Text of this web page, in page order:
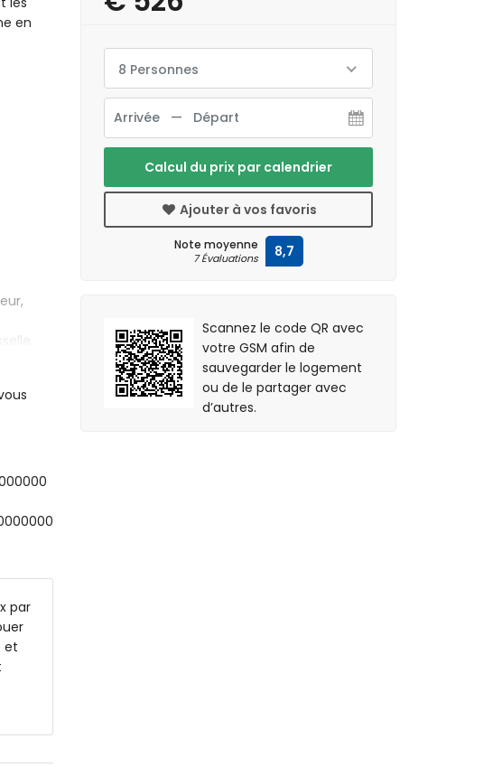
en
par
et
8 Personnes
Calcul du prix par calendrier
Ajouter à vos favoris
Note moyenne
7 Évaluations 8,7
Scannez le code QR avec
votre GSM afin de
sauvegarder le logement
ou de le partager avec
d’autres.